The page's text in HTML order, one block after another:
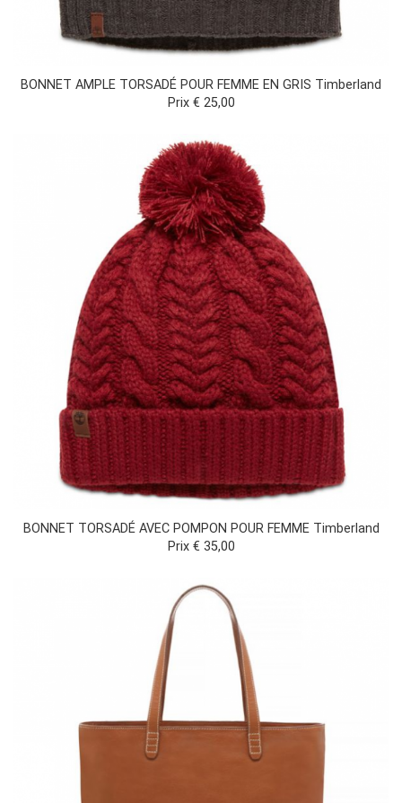
BONNET AMPLE TORSADÉ POUR FEMME EN GRIS Timberland
Prix € 25,00
BONNET TORSADÉ AVEC POMPON POUR FEMME Timberland
Prix € 35,00